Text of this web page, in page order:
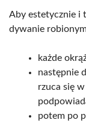
Aby estetycznie i
dywanie
każde
następnie
rzuca się
potem po